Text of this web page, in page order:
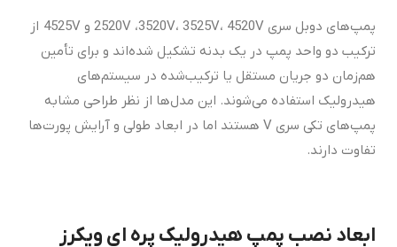
پمپ‌های دوبل سری 2520V ،3520V، 3525V، 4520V و 4525V از
ترکیب دو واحد پمپ در یک بدنه تشکیل شده‌اند و برای تأمین
هم‌زمان دو جریان مستقل یا ترکیب‌شده در سیستم‌های
هیدرولیک استفاده می‌شوند. این مدل‌ها از نظر طراحی مشابه
پمپ‌های تکی سری V هستند اما در ابعاد طولی و آرایش پورت‌ها
تفاوت دارند.
ابعاد نصب پمپ هیدرولیک پره ای ویکرز